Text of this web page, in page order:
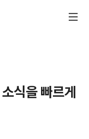
식을 빠르게